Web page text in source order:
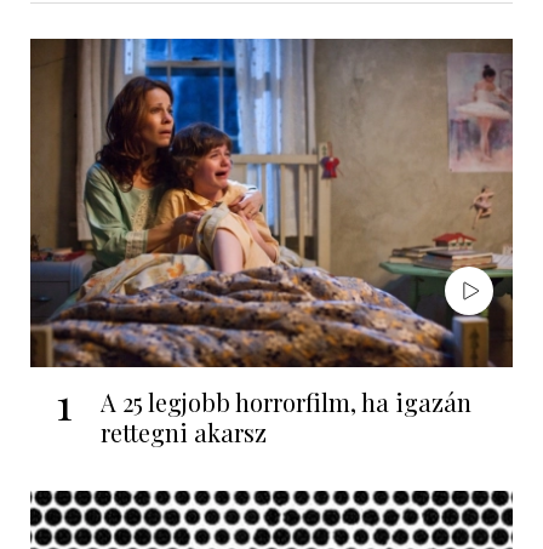
1
A 25 legjobb horrorfilm, ha igazán
rettegni akarsz